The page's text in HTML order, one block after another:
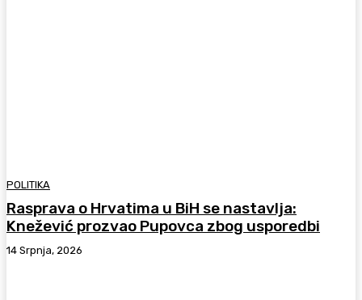
POLITIKA
Rasprava o Hrvatima u BiH se nastavlja:
Knežević prozvao Pupovca zbog usporedbi
14 Srpnja, 2026